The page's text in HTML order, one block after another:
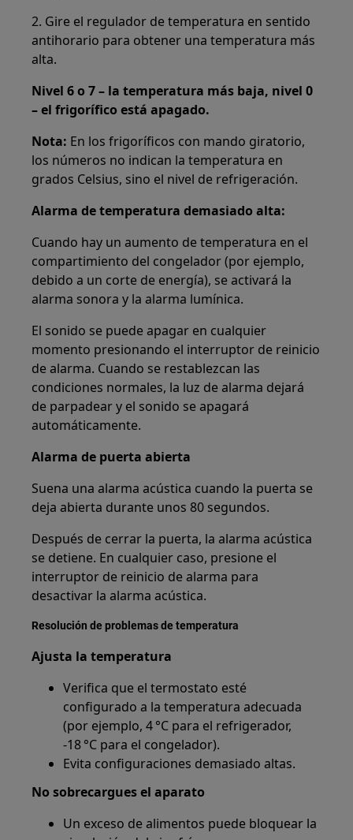
2. Gire el regulador de temperatura en sentido
antihorario para obtener una temperatura más
alta.
Nivel 6 o 7 – la temperatura más baja, nivel 0
– el frigorífico está apagado.
Nota: En los frigoríficos con mando giratorio,
los números no indican la temperatura en
grados Celsius, sino el nivel de refrigeración.
Alarma de temperatura demasiado alta:
Cuando hay un aumento de temperatura en el
compartimiento del congelador (por ejemplo,
debido a un corte de energía), se activará la
alarma sonora y la alarma lumínica.
El sonido se puede apagar en cualquier
momento presionando el interruptor de reinicio
de alarma. Cuando se restablezcan las
condiciones normales, la luz de alarma dejará
de parpadear y el sonido se apagará
automáticamente.
Alarma de puerta abierta
Suena una alarma acústica cuando la puerta se
deja abierta durante unos 80 segundos.
Después de cerrar la puerta, la alarma acústica
se detiene. En cualquier caso, presione el
interruptor de reinicio de alarma para
desactivar la alarma acústica.
Resolución de problemas de temperatura
Ajusta la temperatura
Verifica que el termostato esté
configurado a la temperatura adecuada
(por ejemplo, 4 °C para el refrigerador,
-18 °C para el congelador).
Evita configuraciones demasiado altas.
No sobrecargues el aparato
Un exceso de alimentos puede bloquear la